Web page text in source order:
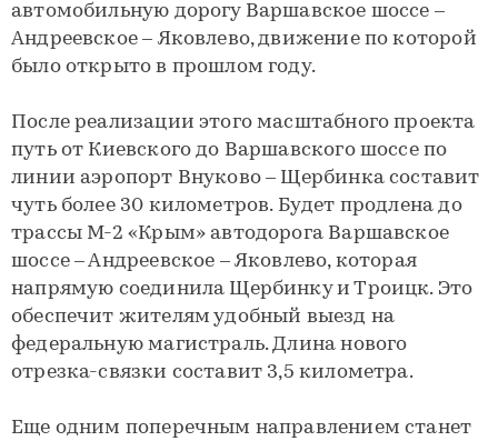
автомобильную дорогу Варшавское шоссе –
Андреевское – Яковлево, движение по которой
было открыто в прошлом году.
После реализации этого масштабного проекта
путь от Киевского до Варшавского шоссе по
линии аэропорт Внуково – Щербинка составит
чуть более 30 километров. Будет продлена до
трассы М-2 «Крым» автодорога Варшавское
шоссе – Андреевское – Яковлево, которая
напрямую соединила Щербинку и Троицк. Это
обеспечит жителям удобный выезд на
федеральную магистраль. Длина нового
отрезка-связки составит 3,5 километра.
Еще одним поперечным направлением станет